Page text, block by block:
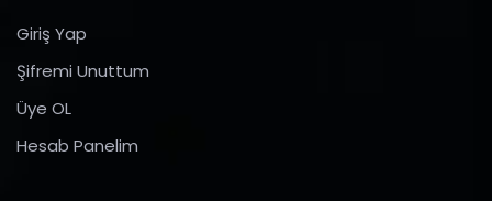
Giriş Yap
Şifremi Unuttum
Üye OL
Hesab Panelim